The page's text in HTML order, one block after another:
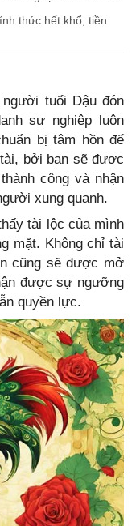
thức hết khổ, tiền
tuổi Dậu đón
sự nghiệp luôn
bị tâm hồn để
bởi bạn sẽ được
công và nhận
xung quanh.
tài lộc của mình
mặt. Không chỉ tài
cũng sẽ được mở
được sự ngưỡng
quyền lực.